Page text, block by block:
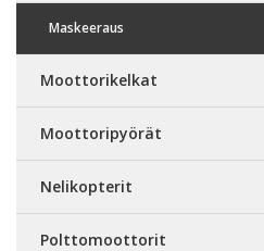
Maskeeraus
Moottorikelkat
Moottoripyörät
Nelikopterit
Polttomoottorit